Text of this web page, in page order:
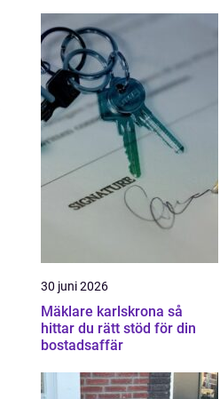
30 juni 2026
Mäklare karlskrona så
hittar du rätt stöd för din
bostadsaffär